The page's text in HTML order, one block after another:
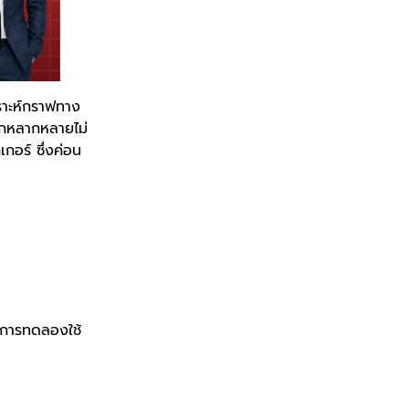
ะห์กราฟทาง
ลากหลายไม่
กอร์ ซึ่งค่อน
ารทดลองใช้